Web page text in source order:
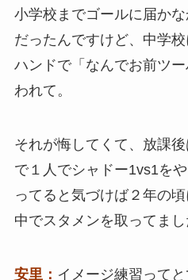
小学校までゴールに届か
だったんですけど、中学
ハンドで「なんでお前ツ
われて。
それが悔してくて、放課
で１人でシャドー1vs1を
ってると気づけば２年の
中でスタメンを取ってまし
安里： イメージ練習って